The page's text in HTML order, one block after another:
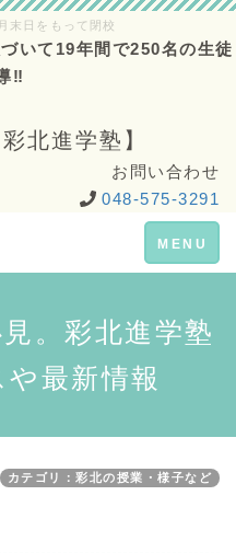
末日をもって閉校
いて19年間で250名の生徒
‼
北進学塾】
お問い合わせ
048-575-3291
Toggle
navigation
MENU
。彩北進学塾
最新情報
カテゴリ：彩北の授業・様子など